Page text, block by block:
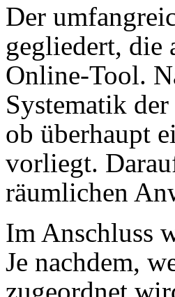
Der
gegliedert, die
Online-Tool.
Systematik
ob überhaupt
vorliegt.
räumlichen
Im Anschluss
Je nachdem,
zugeordnet